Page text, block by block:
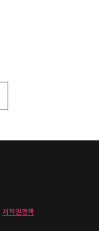
저작권정책